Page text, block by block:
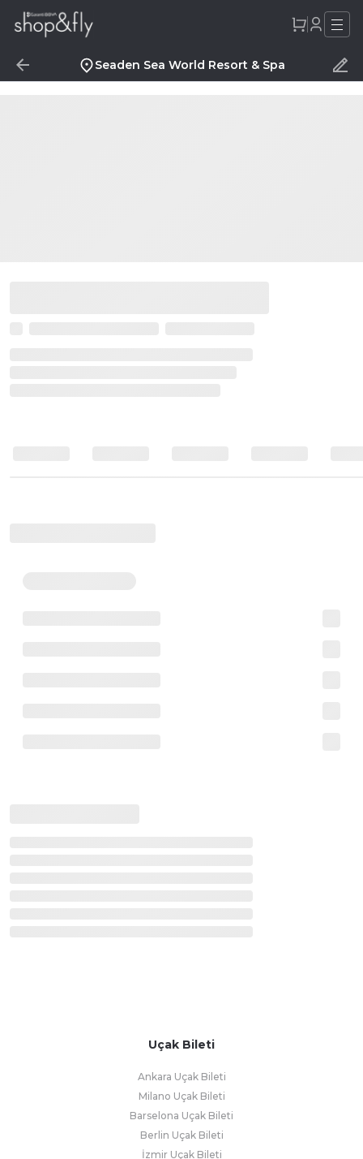
Seaden Sea World Resort & Spa
Uçak Bileti
Ankara Uçak Bileti
Milano Uçak Bileti
Barselona Uçak Bileti
Berlin Uçak Bileti
İzmir Uçak Bileti